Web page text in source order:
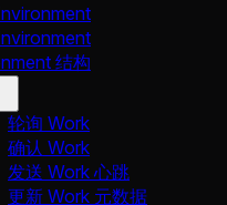
结构
轮询 Work
确认 Work
发送 Work 心跳
更新 Work 元数据